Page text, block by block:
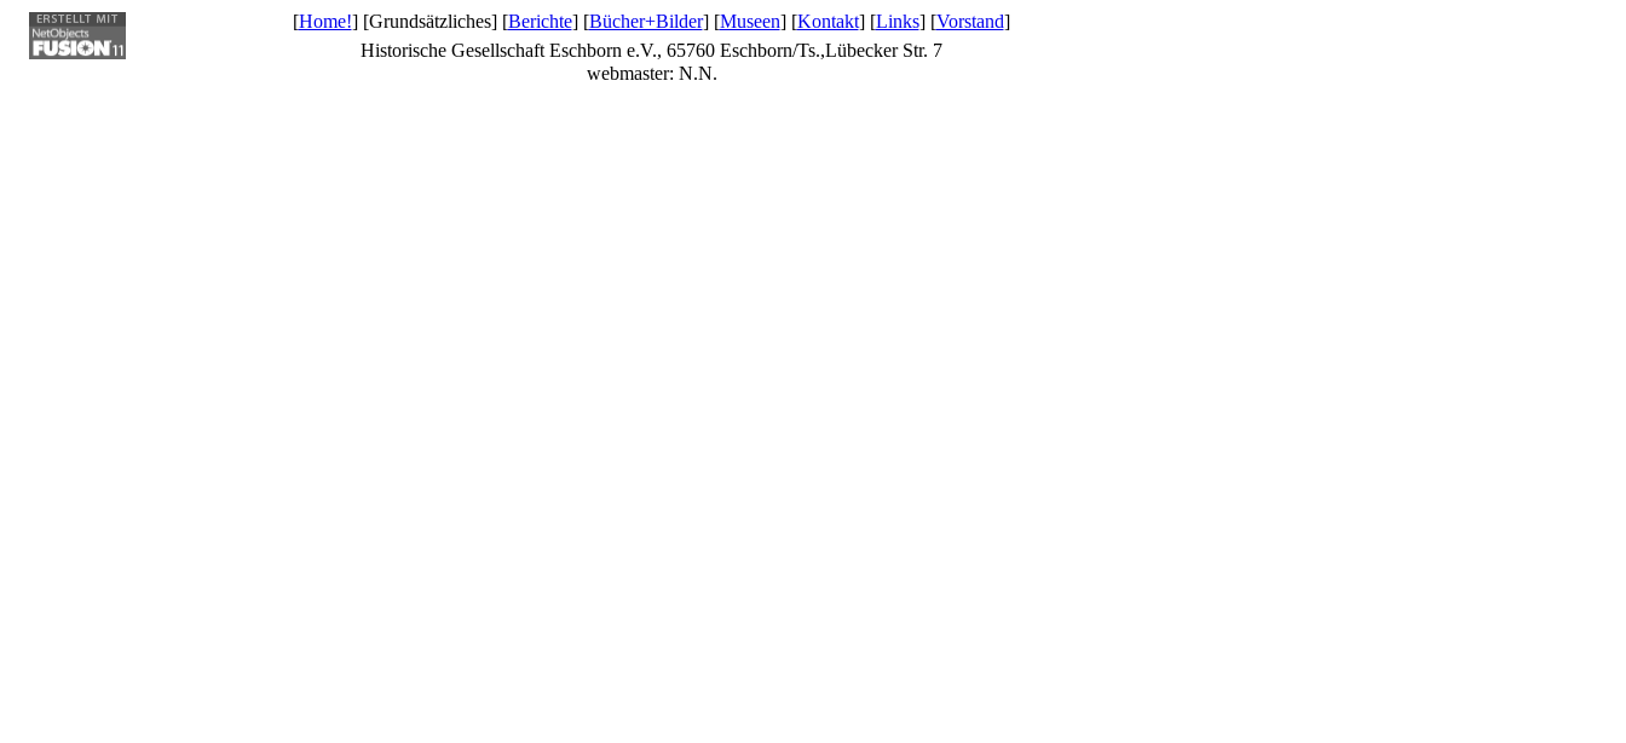
[Home!] [Grundsätzliches] [Berichte] [Bücher+Bilder] [Museen] [Kontakt] [Links] [Vorstand]
Historische Gesellschaft Eschborn e.V., 65760 Eschborn/Ts.,Lübecker Str. 7
webmaster: N.N.